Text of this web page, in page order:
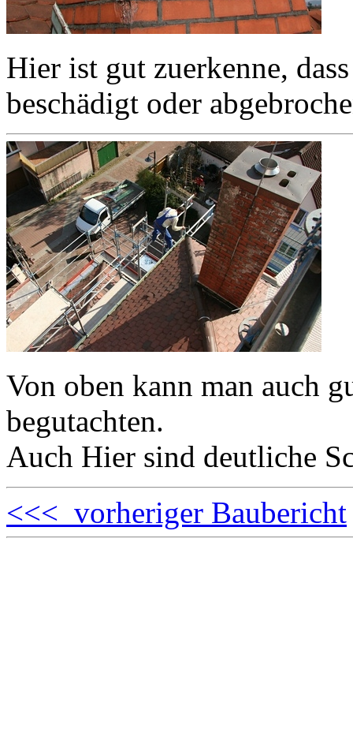
Hier ist gut zuerkenne,
beschädigt oder
Von oben kann man auch
begutachten.
Auch Hier sind deutliche
<<< vorheriger Baubericht